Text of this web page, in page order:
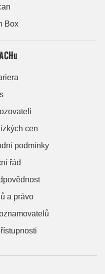
Box
cen
podmínky
řád
a právo